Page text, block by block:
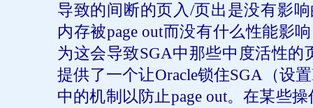
导致的间断的页入/页出是没有影
内存被page out而没有什么性能影
为这会导致SGA中那些中度活性的
提供了一个让Oracle锁住SGA （设置
中的机制以防止page out。在某些